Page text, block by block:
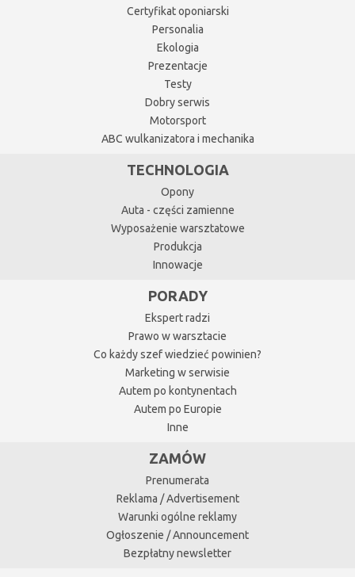
Certyfikat oponiarski
Personalia
Ekologia
Prezentacje
Testy
Dobry serwis
Motorsport
ABC wulkanizatora i mechanika
TECHNOLOGIA
Opony
Auta - części zamienne
Wyposażenie warsztatowe
Produkcja
Innowacje
PORADY
Ekspert radzi
Prawo w warsztacie
Co każdy szef wiedzieć powinien?
Marketing w serwisie
Autem po kontynentach
Autem po Europie
Inne
ZAMÓW
Prenumerata
Reklama / Advertisement
Warunki ogólne reklamy
Ogłoszenie / Announcement
Bezpłatny newsletter